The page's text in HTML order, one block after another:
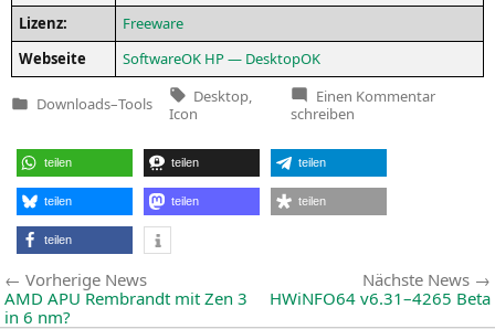
Lizenz:
Free­ware
Web­sei­te
Soft­wareOK HP— DesktopOK
Veröffentlicht
Downloads–Tools
Tags:
Desktop
Icon
Einen Kommentarzu
schreiben
teilen teilen teilen
teilen teilen teilen
teilen
Beitragsnavigation
Vorherige NewsVorherige
News:
AMD APU Rembrandt mit Zen 3
in 6 nm?
Nächste News
HWiNFO64 v6.31–4265 Beta